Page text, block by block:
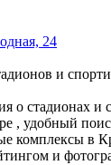
24
и
о стадионах и
, удобный
комплексы в
и